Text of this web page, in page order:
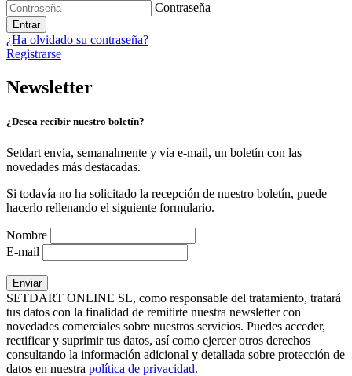
Contraseña
Entrar
¿Ha olvidado su contraseña?
Registrarse
Newsletter
¿Desea recibir nuestro boletín?
Setdart envía, semanalmente y vía e-mail, un boletín con las
novedades más destacadas.
Si todavía no ha solicitado la recepción de nuestro boletín, puede
hacerlo rellenando el siguiente formulario.
Nombre
E-mail
SETDART ONLINE SL, como responsable del tratamiento, tratará
tus datos con la finalidad de remitirte nuestra newsletter con
novedades comerciales sobre nuestros servicios. Puedes acceder,
rectificar y suprimir tus datos, así como ejercer otros derechos
consultando la información adicional y detallada sobre protección de
datos en nuestra política de privacidad.